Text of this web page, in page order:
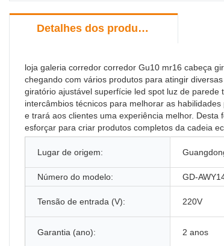
Detalhes dos produtos
loja galeria corredor corredor Gu10 mr16 cabeça
chegando com vários produtos para atingir
giratório ajustável superfície led spot luz de
intercâmbios técnicos para melhorar as
e trará aos clientes uma experiência melhor.
esforçar para criar produtos completos da cadeia
Lugar de origem:
Número do modelo:
GD-
Tensão de entrada (V): 220V
Garantia (ano): 2 anos